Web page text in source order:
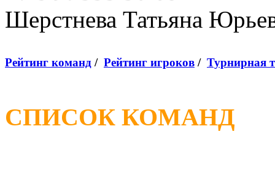
Шерстнева Татьяна
Рейтинг команд / Рейтинг игроков / Турнирная
СПИСОК КОМАНД